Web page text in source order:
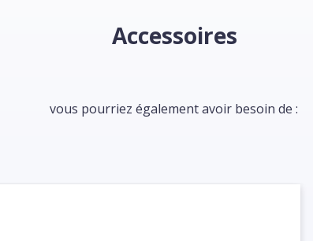
Accessoires
vous pourriez également avoir besoin de :